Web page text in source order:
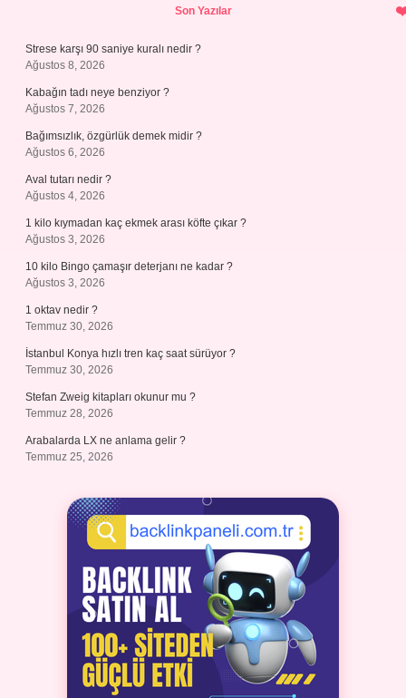
Son Yazılar
Strese karşı 90 saniye kuralı nedir ?
Ağustos 8, 2026
Kabağın tadı neye benziyor ?
Ağustos 7, 2026
Bağımsızlık, özgürlük demek midir ?
Ağustos 6, 2026
Aval tutarı nedir ?
Ağustos 4, 2026
1 kilo kıymadan kaç ekmek arası köfte çıkar ?
Ağustos 3, 2026
10 kilo Bingo çamaşır deterjanı ne kadar ?
Ağustos 3, 2026
1 oktav nedir ?
Temmuz 30, 2026
İstanbul Konya hızlı tren kaç saat sürüyor ?
Temmuz 30, 2026
Stefan Zweig kitapları okunur mu ?
Temmuz 28, 2026
Arabalarda LX ne anlama gelir ?
Temmuz 25, 2026